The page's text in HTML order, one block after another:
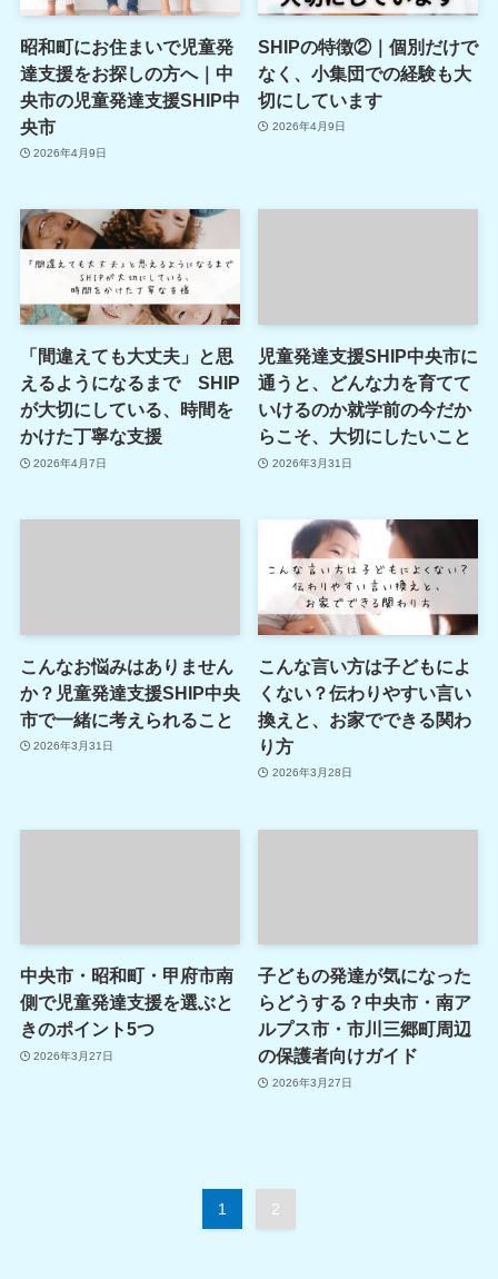
昭和町にお住まいで児童発
達支援をお探しの方へ｜中
央市の児童発達支援SHIP中
央市
2026年4月9日
SHIPの特徴②｜個別だけで
なく、小集団での経験も大
切にしています
2026年4月9日
「間違えても大丈夫」と思
えるようになるまで SHIP
が大切にしている、時間を
かけた丁寧な支援
2026年4月7日
児童発達支援SHIP中央市に
通うと、どんな力を育てて
いけるのか就学前の今だか
らこそ、大切にしたいこと
2026年3月31日
こんなお悩みはありません
か？児童発達支援SHIP中央
市で一緒に考えられること
2026年3月31日
こんな言い方は子どもによ
くない？伝わりやすい言い
換えと、お家でできる関わ
り方
2026年3月28日
中央市・昭和町・甲府市南
側で児童発達支援を選ぶと
きのポイント5つ
2026年3月27日
子どもの発達が気になった
らどうする？中央市・南ア
ルプス市・市川三郷町周辺
の保護者向けガイド
2026年3月27日
1 2